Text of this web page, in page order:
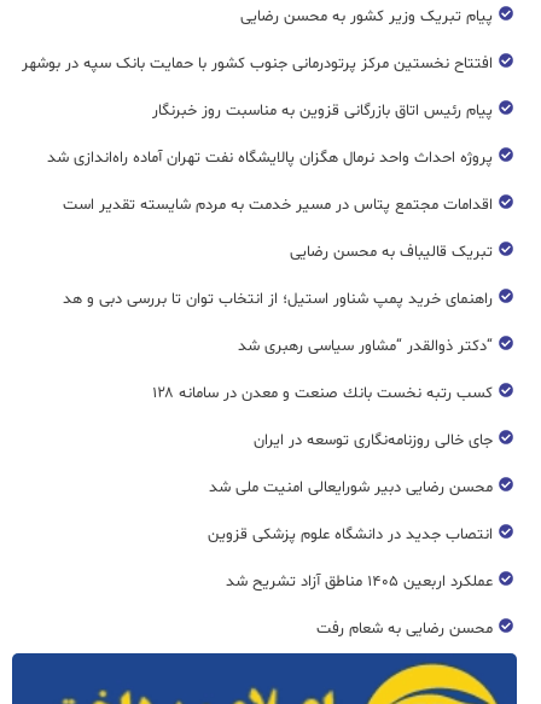
پیام تبریک وزیر کشور به محسن رضایی
افتتاح نخستین مرکز پرتودرمانی جنوب کشور با حمایت بانک سپه در بوشهر
پیام رئیس اتاق بازرگانی قزوین به مناسبت روز خبرنگار
پروژه احداث واحد نرمال هگزان پالایشگاه نفت تهران آماده راه‌اندازی شد
اقدامات مجتمع پتاس در مسیر خدمت به مردم شایسته تقدیر است
تبریک قالیباف به محسن رضایی
راهنمای خرید پمپ شناور استیل؛ از انتخاب توان تا بررسی دبی و هد
“دکتر ذوالقدر “مشاور سیاسی رهبری شد
كسب رتبه نخست بانك صنعت و معدن در سامانه ۱۲۸
جای خالی روزنامه‌نگاری توسعه در ایران
محسن رضایی دبیر شورایعالی امنیت ملی شد
انتصاب جدید در دانشگاه علوم پزشکی قزوین
عملکرد اربعین ۱۴۰۵ مناطق آزاد تشریح شد
محسن رضایی به شعام رفت